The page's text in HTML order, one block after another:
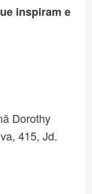
inspiram e
Dorothy
415, Jd.